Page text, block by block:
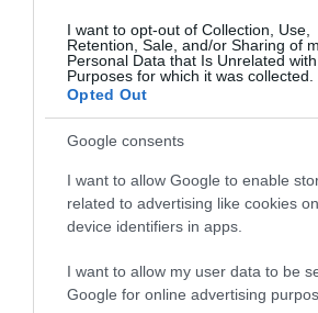
I want to opt-out of Collection, Use,
Retention, Sale, and/or Sharing of
Personal Data that Is Unrelated
Purposes for which it was collected.
Opted Out
Google consents
I want to allow Google to enable
related to advertising like cookies
device identifiers in apps.
I want to allow my user data to be
Google for online advertising
παρουσιάστηκε το 2015 στο
συνέδριο της ΑΑΟ, στις
έως 59 ετών η συχνότερη
τραυματισμού στα μάτια
καυγάδες!
9. Μην ξεχνάτε τα παιδιά.
με την έρευνα του
Τζονς Χόπκινς, για τα
κάτω των 10 ετών, η κύρια